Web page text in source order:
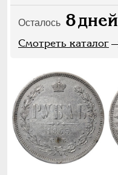
Осталось 8дней
Смотреть каталог